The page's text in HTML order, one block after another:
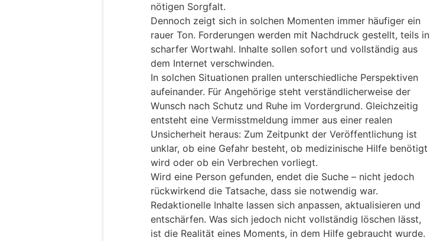
nötigen Sorgfalt.
Dennoch zeigt sich in solchen Momenten immer häufiger ein
rauer Ton. Forderungen werden mit Nachdruck gestellt, teils in
scharfer Wortwahl. Inhalte sollen sofort und vollständig aus
dem Internet verschwinden.
In solchen Situationen prallen unterschiedliche Perspektiven
aufeinander. Für Angehörige steht verständlicherweise der
Wunsch nach Schutz und Ruhe im Vordergrund. Gleichzeitig
entsteht eine Vermisstmeldung immer aus einer realen
Unsicherheit heraus: Zum Zeitpunkt der Veröffentlichung ist
unklar, ob eine Gefahr besteht, ob medizinische Hilfe benötigt
wird oder ob ein Verbrechen vorliegt.
Wird eine Person gefunden, endet die Suche – nicht jedoch
rückwirkend die Tatsache, dass sie notwendig war.
Redaktionelle Inhalte lassen sich anpassen, aktualisieren und
entschärfen. Was sich jedoch nicht vollständig löschen lässt,
ist die Realität eines Moments, in dem Hilfe gebraucht wurde.